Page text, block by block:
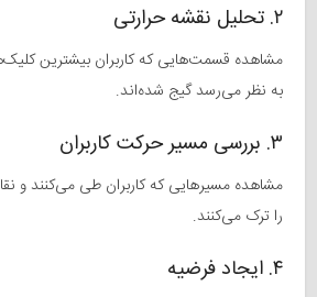
۲. تحلیل نقشه حرارتی
مشاهده قسمت‌هایی که کاربران بیشترین
به نظر می‌رسد گیج شده‌اند.
۳. بررسی مسیر حرکت کاربران
مشاهده مسیرهایی که کاربران طی می‌کنند و
را ترک می‌کنند.
۴. ایجاد فرضیه